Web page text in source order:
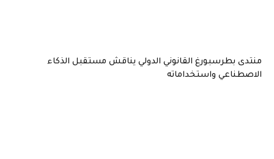
منتدى بطرسبورغ القانوني الدولي يناقش مستقبل الذكاء
الاصطناعي واستخداماته